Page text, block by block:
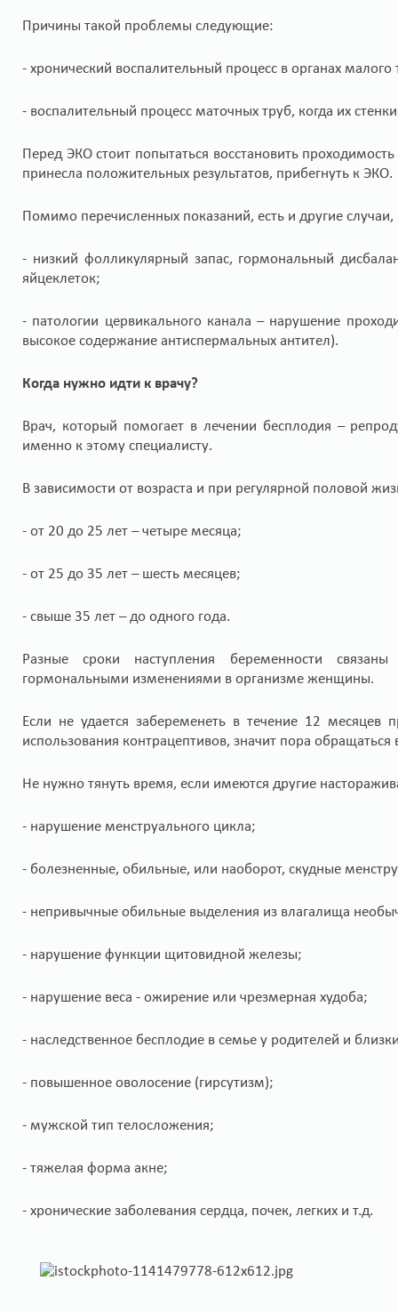
Причины такой проблемы следующие:
- хронический воспалительный процесс в органах
- воспалительный процесс маточных труб, когда их
Перед ЭКО стоит попытаться восстановить
принесла положительных результатов, прибегнуть к ЭКО.
Помимо перечисленных показаний, есть и другие
- низкий фолликулярный запас, гормональный
яйцеклеток;
- патологии цервикального канала – нарушение
высокое содержание антиспермальных антител).
Когда нужно идти к врачу?
Врач, который помогает в лечении бесплодия –
именно к этому специалисту.
В зависимости от возраста и при регулярной половой
- от 20 до 25 лет – четыре месяца;
- от 25 до 35 лет – шесть месяцев;
- свыше 35 лет – до одного года.
Разные сроки наступления беременности
гормональными изменениями в организме женщины.
Если не удается забеременеть в течение 12
использования контрацептивов, значит пора
Не нужно тянуть время, если имеются другие
- нарушение менструального цикла;
- болезненные, обильные, или наоборот, скудные
- непривычные обильные выделения из влагалища
- нарушение функции щитовидной железы;
- нарушение веса - ожирение или чрезмерная худоба;
- наследственное бесплодие в семье у родителей и
- повышенное оволосение (гирсутизм);
- мужской тип телосложения;
- тяжелая форма акне;
- хронические заболевания сердца, почек, легких и т.д.